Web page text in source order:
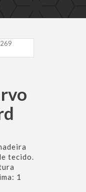
tecido.
1